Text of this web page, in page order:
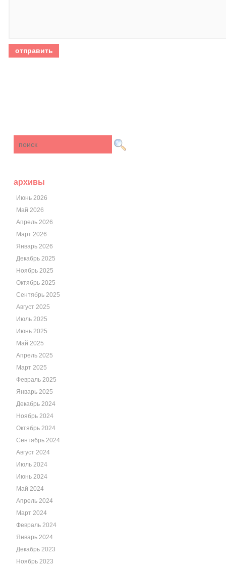
архивы
Июнь 2026
Май 2026
Апрель 2026
Март 2026
Январь 2026
Декабрь 2025
Ноябрь 2025
Октябрь 2025
Сентябрь 2025
Август 2025
Июль 2025
Июнь 2025
Май 2025
Апрель 2025
Март 2025
Февраль 2025
Январь 2025
Декабрь 2024
Ноябрь 2024
Октябрь 2024
Сентябрь 2024
Август 2024
Июль 2024
Июнь 2024
Май 2024
Апрель 2024
Март 2024
Февраль 2024
Январь 2024
Декабрь 2023
Ноябрь 2023